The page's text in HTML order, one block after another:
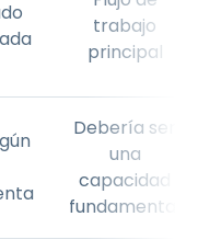
trabajo
principal
Debería ser
una
capacidad
fundamental